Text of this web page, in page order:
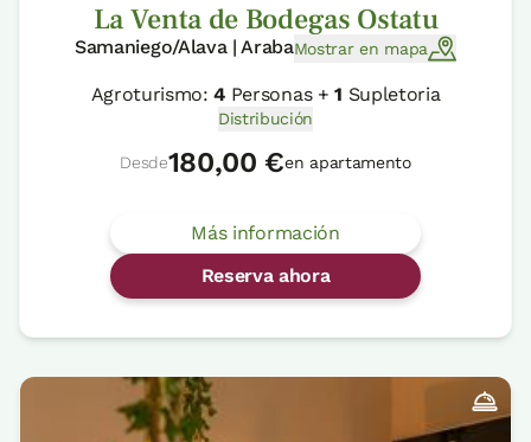
La Venta de Bodegas Ostatu
Samaniego/Alava | ArabaMostrar en mapa
Agroturismo:4 Personas +1 Supletoria
Distribución
Desde180,00 €en apartamento
Más información
Reserva ahora